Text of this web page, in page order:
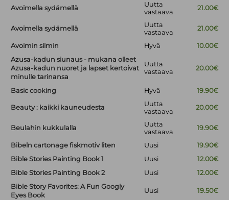
Avoimella sydämellä
Uutta
vastaava
21.00€
Avoimella sydämellä
Uutta
vastaava
21.00€
Avoimin silmin Hyvä
10.00€
Azusa-kadun siunaus - mukana olleet
Azusa-kadun nuoret ja lapset kertoivat
minulle tarinansa
Uutta
vastaava
20.00€
Basic cooking Hyvä 19.90€
Beauty : kaikki kauneudesta
Uutta
vastaava
20.00€
Beulahin kukkulalla
Uutta
vastaava
19.90€
Bibeln cartonage fiskmotiv liten Uusi
19.90€
Bible Stories Painting Book 1
Uusi
12.00€
Bible Stories Painting Book 2
Uusi
12.00€
Bible Story Favorites: A Fun Googly
Eyes Book
Uusi 19.50€